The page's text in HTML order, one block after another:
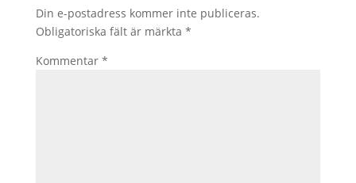
Din e-postadress kommer inte publiceras.
Obligatoriska fält är märkta *
Kommentar *